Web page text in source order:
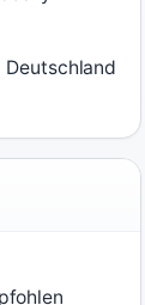
Deutschland